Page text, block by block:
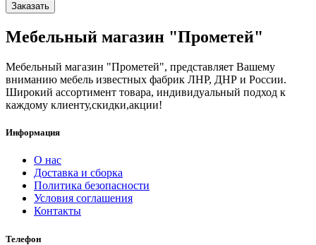
Заказать
Мебельный магазин "Прометей"
Мебельный магазин "Прометей", представляет Вашему
вниманию мебель известных фабрик ЛНР, ДНР и России.
Широкий ассортимент товара, индивидуальный подход к
каждому клиенту,скидки,акции!
Информация
О нас
Доставка и сборка
Политика безопасности
Условия соглашения
Контакты
Телефон